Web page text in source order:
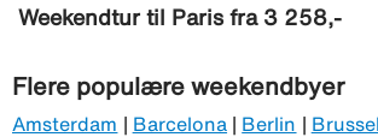
Weekendtur til Paris fra 3 258,-
Flere populære weekendbyer
Amsterdam Barcelona Berlin Brussel